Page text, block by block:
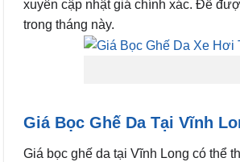
xuyên cập nhật giá chính xác. Để
trong tháng này.
Giá Bọc Ghế Da Tại Vĩnh
Giá bọc ghế da tại Vĩnh Long có thể